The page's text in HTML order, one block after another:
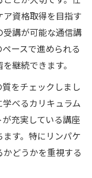
資格取得を目指す
講が可能な通信講
ースで進められる
継続できます。
をチェックしまし
べるカリキュラム
充実している講座
す。特にリンパケ
どうかを重視する